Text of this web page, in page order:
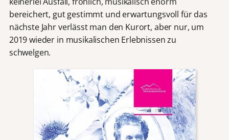
bereichert, gut gestimmt und erwartungsvoll für das
nächste Jahr verlässt man den Kurort, aber nur, um
2019 wieder in musikalischen Erlebnissen zu
schwelgen.